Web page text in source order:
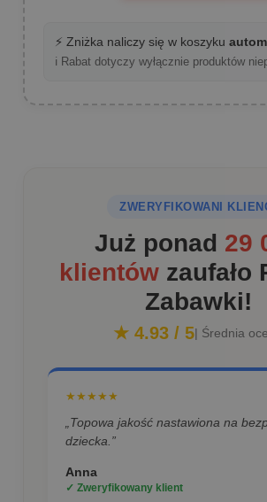
⚡ Zniżka naliczy się w koszyku
ℹ️ Rabat dotyczy wyłącznie produktów
ZWERYFIKOWANI
Już ponad 29
klientów zaufało
Zabawki!
★ 4.93 / 5| Średnia
★★★★★
„Topowa jakość nastawiona na
dziecka.”
Anna
✓ Zweryfikowany klient